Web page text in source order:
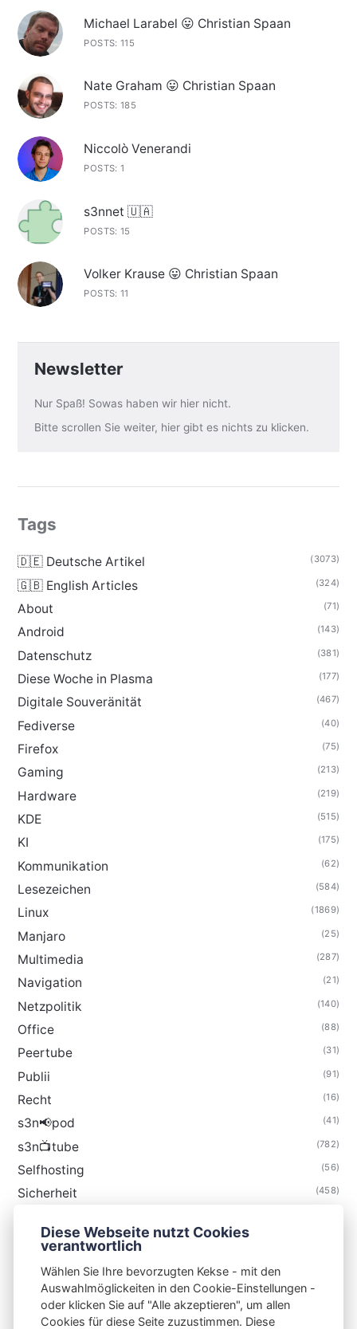
Michael Larabel 😛 Christian Spaan
POSTS: 115
Nate Graham 😛 Christian Spaan
POSTS: 185
Niccolò Venerandi
POSTS: 1
s3nnet 🇺🇦
POSTS: 15
Volker Krause 😛 Christian Spaan
POSTS: 11
Newsletter
Nur Spaß! Sowas haben wir hier nicht.
Bitte scrollen Sie weiter, hier gibt es nichts zu klicken.
Tags
🇩🇪 Deutsche Artikel (3073)
🇬🇧 English Articles (324)
About (71)
Android (143)
Datenschutz (381)
Diese Woche in Plasma (177)
Digitale Souveränität (467)
Fediverse (40)
Firefox (75)
Gaming (213)
Hardware (219)
KDE (515)
KI (175)
Kommunikation (62)
Lesezeichen (584)
Linux (1869)
Manjaro (25)
Multimedia (287)
Navigation (21)
Netzpolitik (140)
Office (88)
Peertube (31)
Publii (91)
Recht (16)
s3n📢pod (41)
s3n📺tube (782)
Selfhosting (56)
Sicherheit (458)
Thunderbird
Diese Webseite nutzt Cookies
verantwortlich
Wählen Sie Ihre bevorzugten Kekse - mit den
Auswahlmöglickeiten in den Cookie-Einstellungen -
oder klicken Sie auf "Alle akzeptieren", um allen
Cookies für diese Seite zuzustimmen. Diese